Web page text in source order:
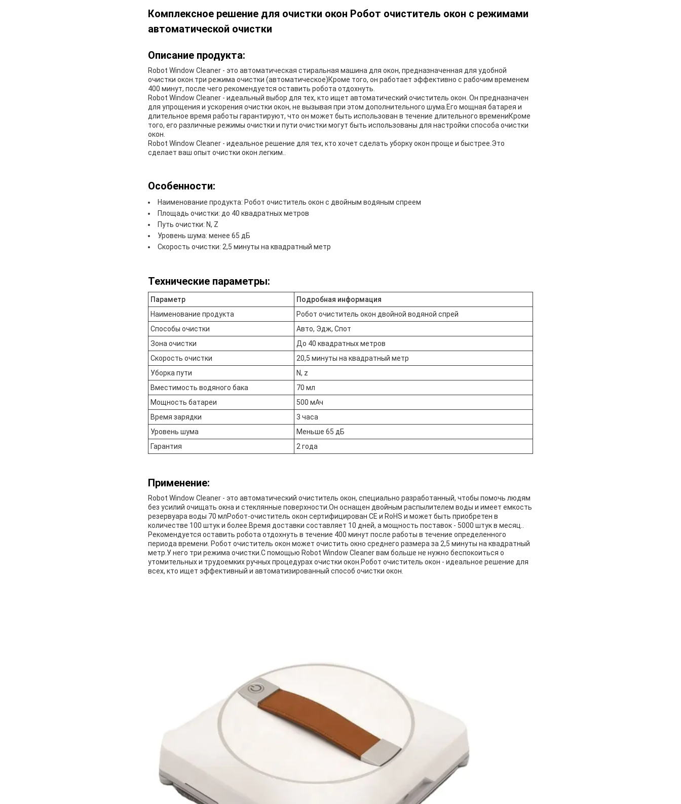
Комплексное решение для очистки окон Робот очиститель окон с режимами
автоматической очистки
Описание продукта:
Robot Window Cleaner - это автоматическая стиральная машина для окон, предназначенная для удобной
очистки окон.три режима очистки (автоматическое)Кроме того, он работает эффективно с рабочим временем
400 минут, после чего рекомендуется оставить робота отдохнуть.
Robot Window Cleaner - идеальный выбор для тех, кто ищет автоматический очиститель окон. Он предназначен
для упрощения и ускорения очистки окон, не вызывая при этом дополнительного шума.Его мощная батарея и
длительное время работы гарантируют, что он может быть использован в течение длительного времениКроме
того, его различные режимы очистки и пути очистки могут быть использованы для настройки способа очистки
окон.
Robot Window Cleaner - идеальное решение для тех, кто хочет сделать уборку окон проще и быстрее.Это
сделает ваш опыт очистки окон легким..
Особенности:
Наименование продукта: Робот очиститель окон с двойным водяным спреем
Площадь очистки: до 40 квадратных метров
Путь очистки: N, Z
Уровень шума: менее 65 дБ
Скорость очистки: 2,5 минуты на квадратный метр
Технические параметры:
Параметр
Подробная информация
Наименование продукта
Робот очиститель окон двойной водяной спрей
Способы очистки
Авто, Эдж, Спот
Зона очистки
До 40 квадратных метров
Скорость очистки
20,5 минуты на квадратный метр
Уборка пути
N, z
Вместимость водяного бака
70 мл
Мощность батареи
500 мАч
Время зарядки
3 часа
Уровень шума
Меньше 65 дБ
Гарантия
2 года
Применение:
Robot Window Cleaner - это автоматический очиститель окон, специально разработанный, чтобы помочь людям
без усилий очищать окна и стеклянные поверхности.Он оснащен двойным распылителем воды и имеет емкость
резервуара воды 70 млРобот-очиститель окон сертифицирован CE и RoHS и может быть приобретен в
количестве 100 штук и более.Время доставки составляет 10 дней, а мощность поставок - 5000 штук в месяц..
Рекомендуется оставить робота отдохнуть в течение 400 минут после работы в течение определенного
периода времени. Робот очиститель окон может очистить окно среднего размера за 2,5 минуты на квадратный
метр.У него три режима очистки.С помощью Robot Window Cleaner вам больше не нужно беспокоиться о
утомительных и трудоемких ручных процедурах очистки окон.Робот очиститель окон - идеальное решение для
всех, кто ищет эффективный и автоматизированный способ очистки окон.